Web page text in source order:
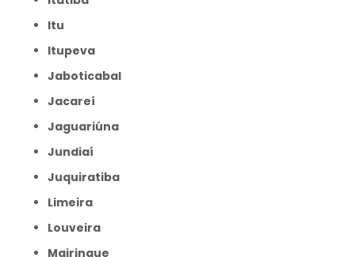
Itu
Itupeva
Jaboticabal
Jacareí
Jaguariúna
Jundiaí
Juquiratiba
Limeira
Louveira
Mairinque